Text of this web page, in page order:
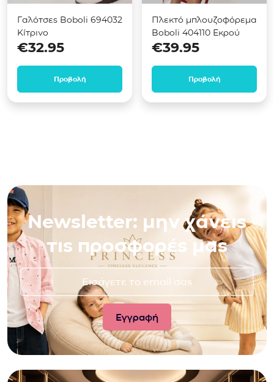
Γαλότσες Boboli 694032
Κίτρινο
€32.95
Προβολή
Πλεκτό μπλουζοφόρεμα
Boboli 404110 Εκρού
€39.95
Προβολή
Newsletter: μην χάνεις
τις προσφορές μας